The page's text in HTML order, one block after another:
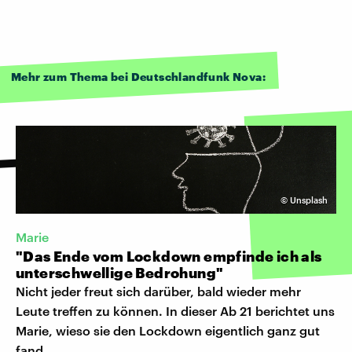
Mehr zum Thema bei Deutschlandfunk Nova:
© Unsplash
Marie
"Das Ende vom Lockdown empfinde ich als
unterschwellige Bedrohung"
Nicht jeder freut sich darüber, bald wieder mehr
Leute treffen zu können. In dieser Ab 21 berichtet uns
Marie, wieso sie den Lockdown eigentlich ganz gut